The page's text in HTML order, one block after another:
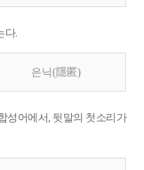
다.
은닉(隱匿)
성어에서, 뒷말의 첫소리가